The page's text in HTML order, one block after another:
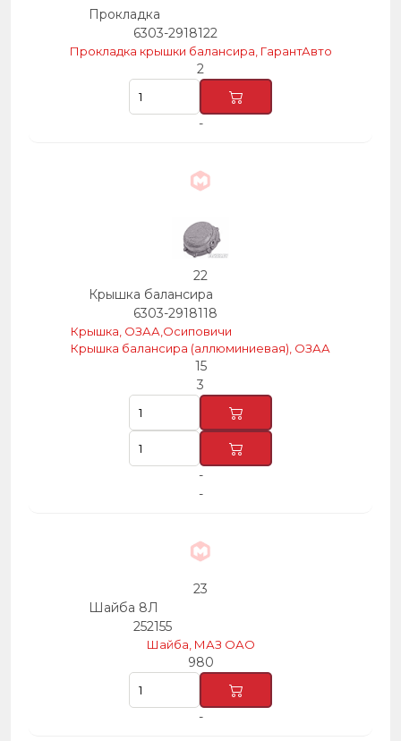
Прокладка
6303-2918122
Прокладка крышки балансира, ГарантАвто
2
-
22
Крышка балансира
6303-2918118
Крышка, ОЗАА,Осиповичи
Крышка балансира (аллюминиевая), ОЗАА
15
3
-
-
23
Шайба 8Л
252155
Шайба, МАЗ ОАО
980
-